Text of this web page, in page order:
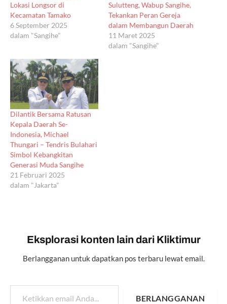
Lokasi Longsor di
Kecamatan Tamako
6 September 2025
dalam "Sangihe"
Sulutteng, Wabup Sangihe,
Tekankan Peran Gereja
dalam Membangun Daerah
11 Maret 2025
dalam "Sangihe"
Dilantik Bersama Ratusan
Kepala Daerah Se-
Indonesia, Michael
Thungari – Tendris Bulahari
Simbol Kebangkitan
Generasi Muda Sangihe
21 Februari 2025
dalam "Jakarta"
Eksplorasi konten lain dari Kliktimur
Berlangganan untuk dapatkan pos terbaru lewat email.
Ketikkan email Anda...
BERLANGGANAN